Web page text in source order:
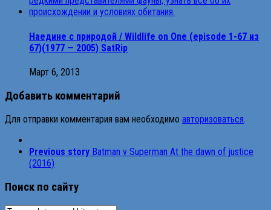
Наедине с природой / Wildlife on One (episode 1-67 из
67)(1977 — 2005) SatRip
Март 6, 2013
Добавить комментарий
Для отправки комментария вам необходимо авторизоваться.
Previous story Batman v Superman At the dawn of justice
(2016)
Поиск по сайту